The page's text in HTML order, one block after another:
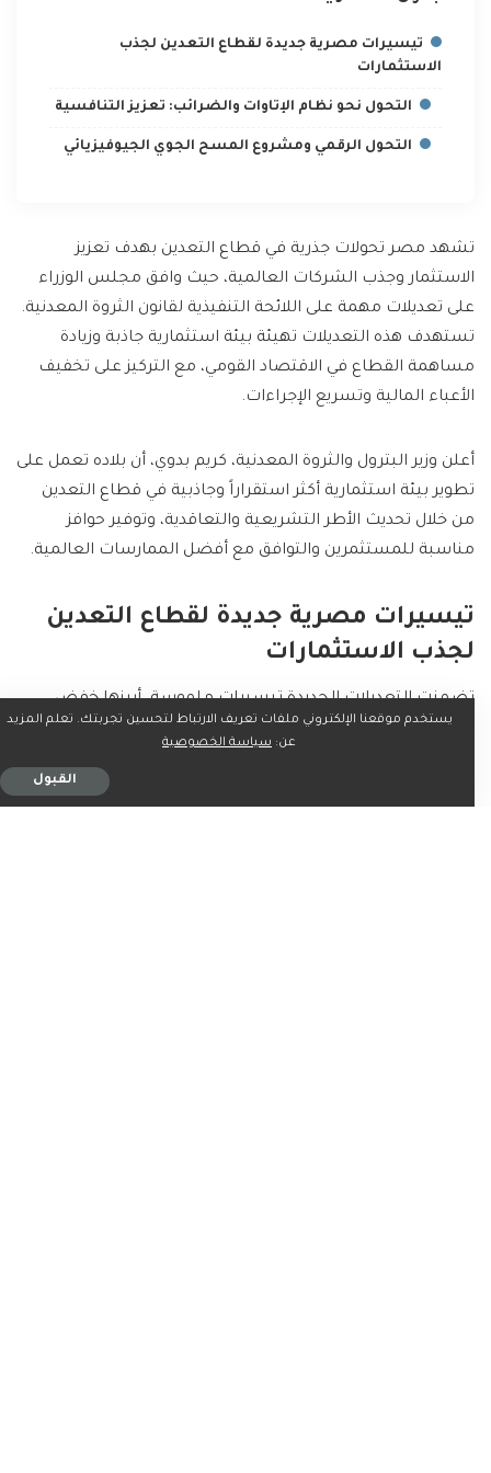
تيسيرات مصرية جديدة لقطاع التعدين لجذب
الاستثمارات
التحول نحو نظام الإتاوات والضرائب: تعزيز التنافسية
التحول الرقمي ومشروع المسح الجوي الجيوفيزيائي
تشهد مصر تحولات جذرية في قطاع التعدين بهدف تعزيز
الاستثمار وجذب الشركات العالمية، حيث وافق مجلس الوزراء
على تعديلات مهمة على اللائحة التنفيذية لقانون الثروة المعدنية.
تستهدف هذه التعديلات تهيئة بيئة استثمارية جاذبة وزيادة
مساهمة القطاع في الاقتصاد القومي، مع التركيز على تخفيف
الأعباء المالية وتسريع الإجراءات.
أعلن وزير البترول والثروة المعدنية، كريم بدوي، أن بلاده تعمل على
تطوير بيئة استثمارية أكثر استقراراً وجاذبية في قطاع التعدين
من خلال تحديث الأطر التشريعية والتعاقدية، وتوفير حوافز
مناسبة للمستثمرين والتوافق مع أفضل الممارسات العالمية.
تيسيرات مصرية جديدة لقطاع التعدين
لجذب الاستثمارات
تضمنت التعديلات الجديدة تيسيرات ملموسة، أبرزها خفض
القيمة الإيجارية لمناطق البحث والاستكشاف بنسب تصل إلى
المستثمرين في المراحل الأولية للمشروعات وتشجيع التوسع
يستخدم موقعنا الإلكتروني ملفات تعريف الارتباط لتحسين تجربتك. تعلم المزيد
عن: سياسة الخصوصية
القبول